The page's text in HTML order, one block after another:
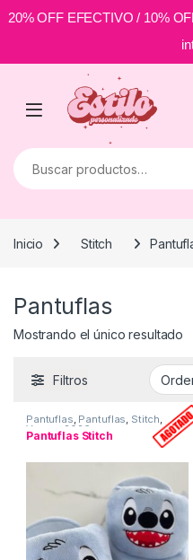
20% OFF EFECTIVO / 10%
Skip to navigation
Buscar por:
Inicio Stitch
Pantuflas
Mostrando el único resultado
Filtros
Pantuflas, Pantuflas, Stitch,
Verano 2026
Pantuflas Stitch